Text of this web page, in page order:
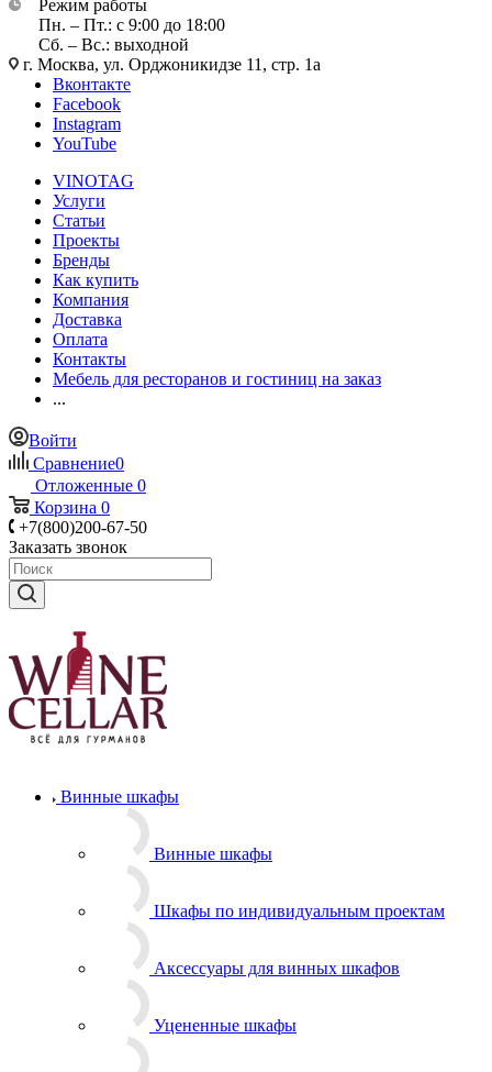
Режим работы
Пн. – Пт.: с 9:00 до 18:00
Сб. – Вс.: выходной
г. Москва, ул. Орджоникидзе 11, стр. 1а
Вконтакте
Facebook
Instagram
YouTube
VINOTAG
Услуги
Статьи
Проекты
Бренды
Как купить
Компания
Доставка
Оплата
Контакты
Мебель для ресторанов и гостиниц на заказ
...
Войти
Сравнение0
Отложенные 0
Корзина 0
+7(800)200-67-50
Заказать звонок
Винные шкафы
Винные шкафы
Шкафы по индивидуальным проектам
Аксессуары для винных шкафов
Уцененные шкафы